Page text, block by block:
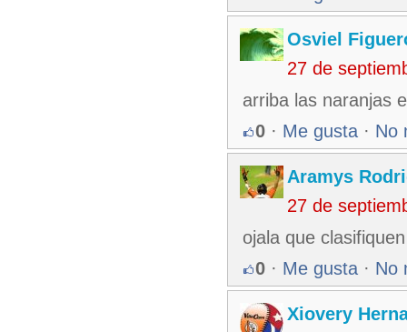
Osviel
27 de
arriba las naranjas
0 · Me gusta · No
Aramys
27 de
ojala que
0 · Me gusta · No
Xiovery